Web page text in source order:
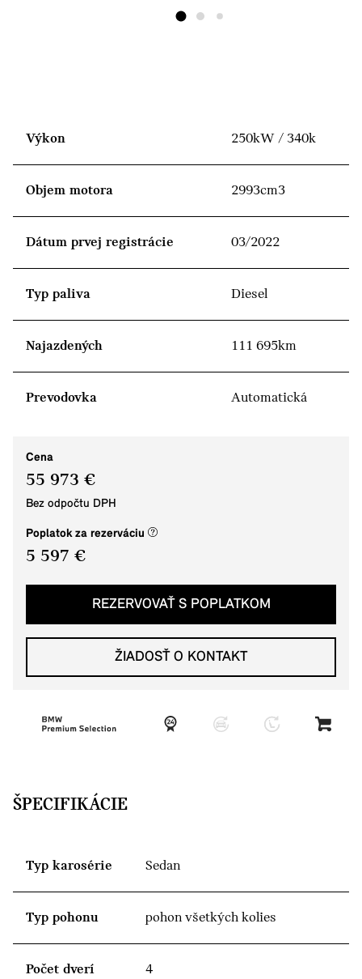
Výkon 250kW / 340k
Objem motora 2993cm3
Dátum prvej registrácie 03/2022
Typ paliva Diesel
Najazdených 111 695km
Prevodovka Automatická
Cena
55 973 €
Bez odpočtu DPH
Poplatok za rezerváciu (nové okno)
5 597 €
REZERVOVAŤ S POPLATKOM
ŽIADOSŤ O KONTAKT
ŠPECIFIKÁCIE
Typ karosérie Sedan
Typ pohonu pohon všetkých kolies
Počet dverí 4